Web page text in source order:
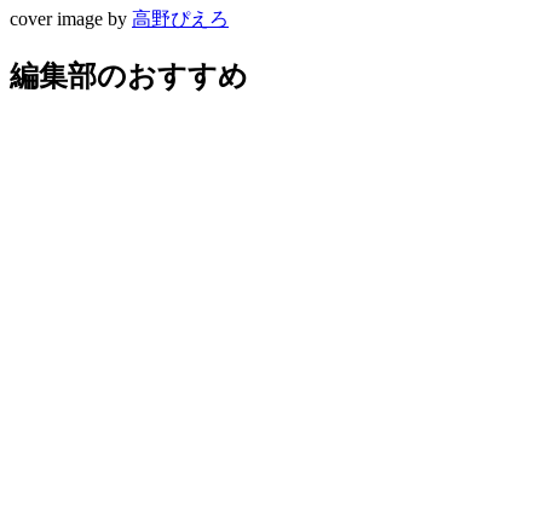
cover image by 高野ぴえろ
編集部のおすすめ